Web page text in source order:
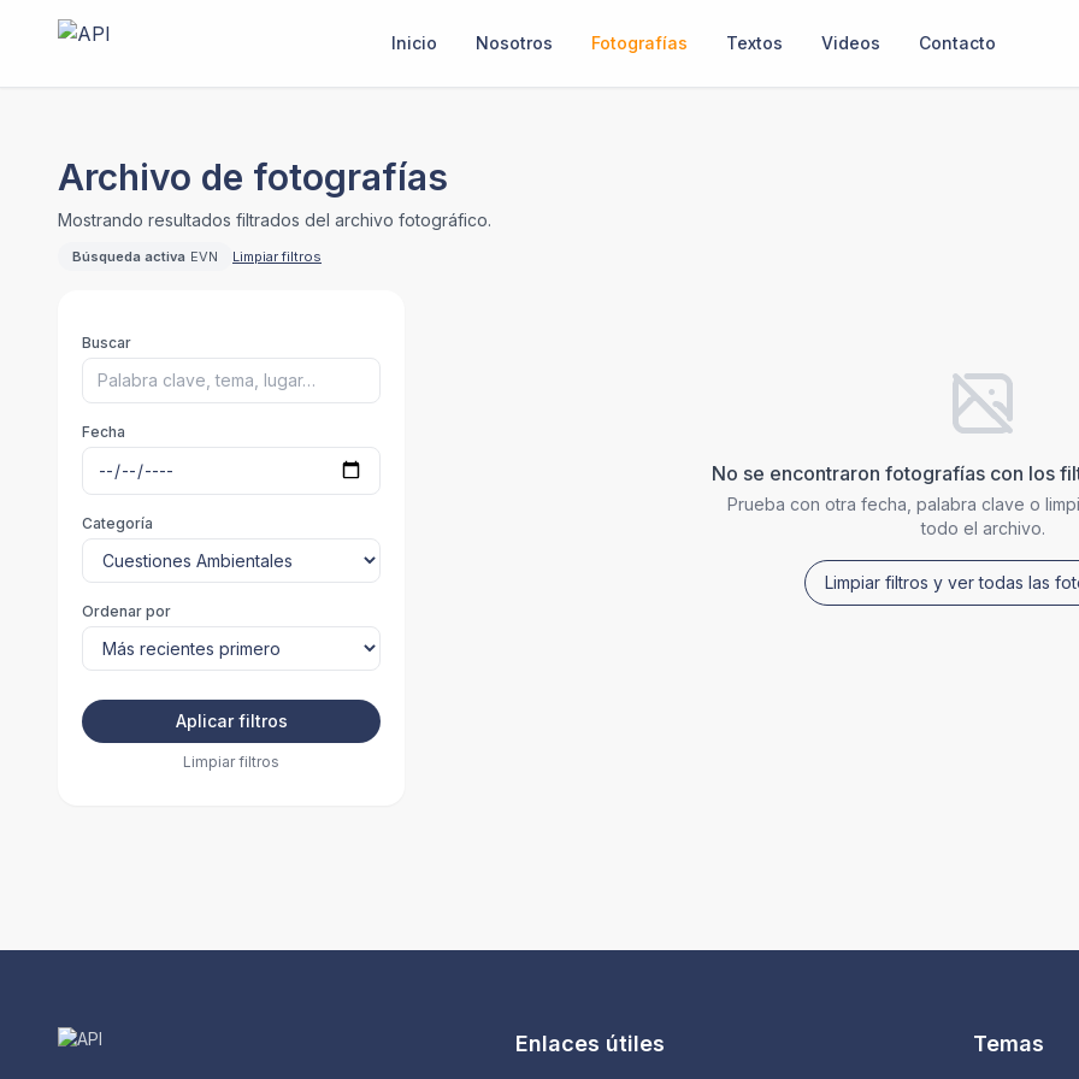
Inicio Nosotros Fotografías Textos Videos Contacto
Archivo de fotografías
Mostrando resultados filtrados del archivo fotográfico.
Búsqueda activa EVN Limpiar filtros
Buscar
Fecha
Categoría
Ordenar por
Aplicar filtros
Limpiar filtros
No se encontraron fotografías con los
Prueba con otra fecha, palabra clave o
todo el archivo.
Limpiar filtros y ver todas las
Enlaces útiles Temas